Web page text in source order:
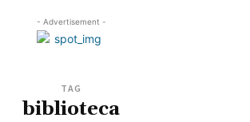
- Advertisement -
TAG
biblioteca